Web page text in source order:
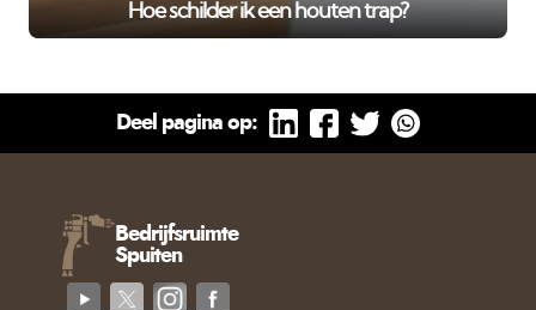
Hoe schilder ik een houten trap?
Deel pagina op:
Bedrijfsruimte
Spuiten